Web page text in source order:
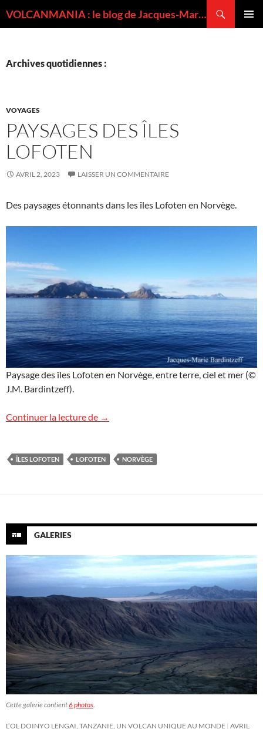
VOLCANMANIA : le blog de Jacques-Marie BARDINTZEFF, volcanologue
Archives quotidiennes :
VOYAGES
PAYSAGES DES ÎLES
LOFOTEN
AVRIL 2, 2023 LAISSER UN COMMENTAIRE
Des paysages étonnants dans les îles Lofoten en Norvège.
Paysage des îles Lofoten en Norvège, entre terre, ciel et mer (©
J.M. Bardintzeff).
Continuer la lecture de Paysages des îles Lofoten
→
ÎLES LOFOTEN LOFOTEN NORVÈGE
GALERIES
Cette galerie contient6 photos
L’OL DOINYO LENGAI, TANZANIE, UN VOLCAN UNIQUE AU MONDE AVRIL